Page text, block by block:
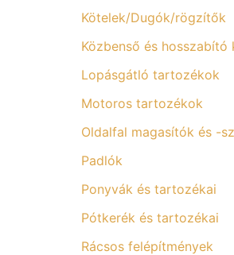
Kötelek/Dugók/rögzítők
Közbenső és hosszabító
Lopásgátló tartozékok
Motoros tartozékok
Oldalfal magasítók és -
Padlók
Ponyvák és tartozékai
Pótkerék és tartozékai
Rácsos felépítmények